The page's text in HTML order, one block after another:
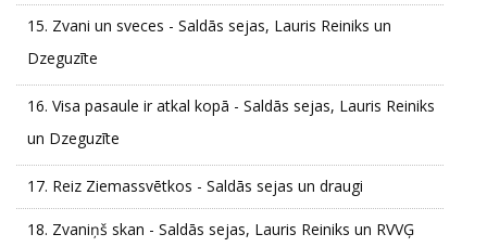
15. Zvani un sveces - Saldās sejas, Lauris Reiniks un
Dzeguzīte
16. Visa pasaule ir atkal kopā - Saldās sejas, Lauris Reiniks
un Dzeguzīte
17. Reiz Ziemassvētkos - Saldās sejas un draugi
18. Zvaniņš skan - Saldās sejas, Lauris Reiniks un RVVĢ